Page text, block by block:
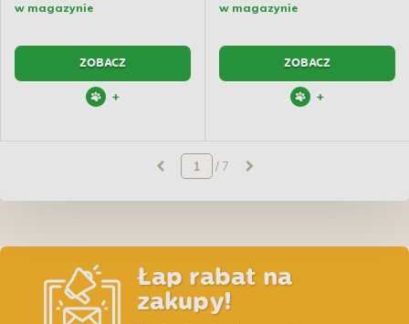
w magazynie
ZOBACZ
+
w magazynie
ZOBACZ
+
/ 7
Łap rabat na
zakupy!